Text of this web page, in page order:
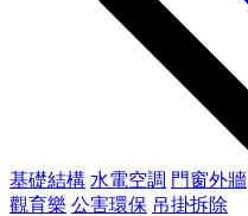
基礎結構 水電空調 門窗外牆
觀育樂 公害環保 吊掛拆除